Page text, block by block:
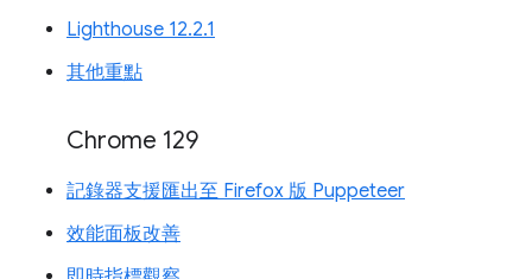
Lighthouse 12.2.1
其他重點
Chrome 129
記錄器支援匯出至 Firefox 版 Puppeteer
效能面板改善